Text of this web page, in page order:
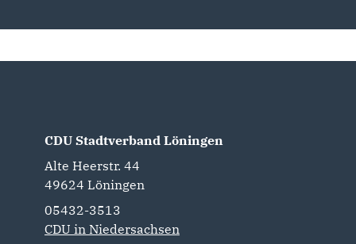
CDU Stadtverband Löningen
Alte Heerstr. 44
49624 Löningen
05432-3513
CDU in Niedersachsen